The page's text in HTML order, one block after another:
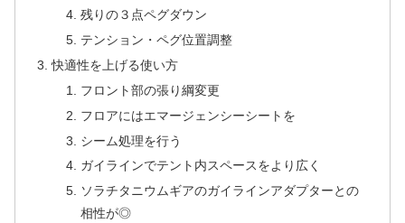
残りの３点ペグダウン
テンション・ペグ位置調整
快適性を上げる使い方
フロント部の張り綱変更
フロアにはエマージェンシーシートを
シーム処理を行う
ガイラインでテント内スペースをより広く
ソラチタニウムギアのガイラインアダプターとの
相性が◎